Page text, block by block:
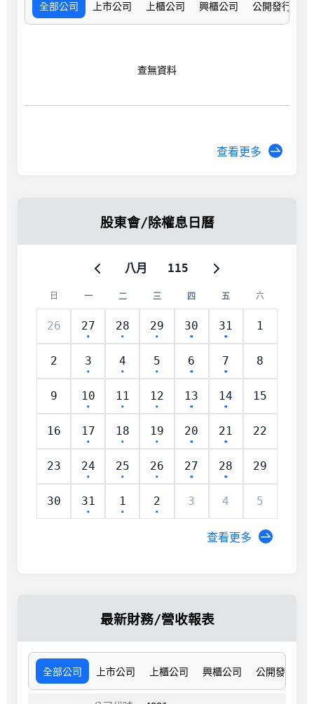
全部公司 上市公司 上櫃公司 興櫃公司 公開發行公司
查無資料
查看更多
股東會/除權息日曆
八月 115
日 一 二 三 四 五 六
26 27 28 29 30 31 1
2 3 4 5 6 7 8
9 10 11 12 13 14 15
16 17 18 19 20 21 22
23 24 25 26 27 28 29
30 31 1 2 3 4 5
查看更多
最新財務/營收報表
全部公司 上市公司 上櫃公司 興櫃公司 公開發行公司